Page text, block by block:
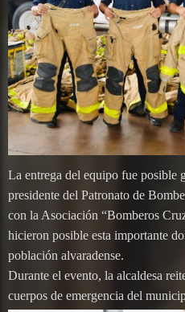
La entrega del equipo fue posible
presidente del Patronato de
con la Asociación “Bomberos
hicieron posible esta importante
población alvaradense.
Durante el evento, la alcaldesa
cuerpos de emergencia del